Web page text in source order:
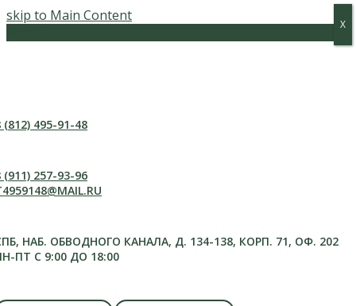
skip to Main Content
(812) 495-91-48
(911) 257-93-96
НАБ. ОБВОДНОГО КАНАЛА, Д. 134-138, КОРП. 71, ОФ. 202
ПТ С 9:00 ДО 18:00
Х
Х